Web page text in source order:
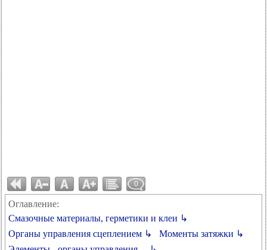
0
Оглавление:
Смазочные материалы, герметики и клеи ↳
Органы управления сцеплением ↳
Моменты затяжки ↳